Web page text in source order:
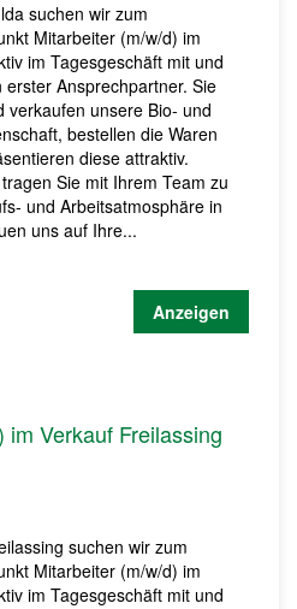
suchen wir zum
Mitarbeiter (m/w/d) im
im Tagesgeschäft mit und
Ansprechpartner. Sie
verkaufen unsere Bio- und
bestellen die Waren
diese attraktiv.
Sie mit Ihrem Team zu
und Arbeitsatmosphäre in
uns auf Ihre...
Anzeigen
im Verkauf Freilassing
suchen wir zum
Mitarbeiter (m/w/d) im
im Tagesgeschäft mit und